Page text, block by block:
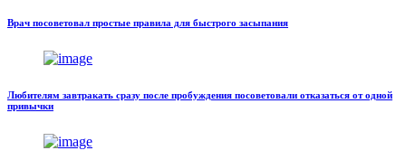
Врач посоветовал простые правила для быстрого засыпания
Любителям завтракать сразу после пробуждения посоветовали отказаться от одной
привычки